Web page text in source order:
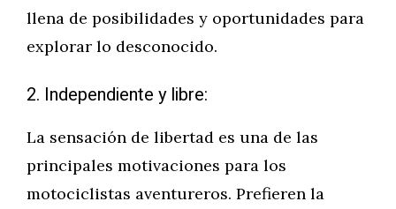
llena de posibilidades y oportunidades para
explorar lo desconocido.
2. Independiente y libre:
La sensación de libertad es una de las
principales motivaciones para los
motociclistas aventureros. Prefieren la